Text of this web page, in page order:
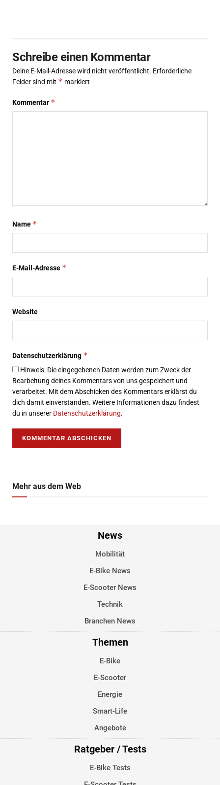
Schreibe einen Kommentar
Deine E-Mail-Adresse wird nicht veröffentlicht. Erforderliche
Felder sind mit * markiert
Kommentar *
Name *
E-Mail-Adresse *
Website
Datenschutzerklärung *
Hinweis: Die eingegebenen Daten werden zum Zweck der
Bearbeitung deines Kommentars von uns gespeichert und
verarbeitet. Mit dem Abschicken des Kommentars erklärst du
dich damit einverstanden. Weitere Informationen dazu findest
du in unserer Datenschutzerklärung.
Mehr aus dem Web
News
Mobilität
E-Bike News
E-Scooter News
Technik
Branchen News
Themen
E-Bike
E-Scooter
Energie
Smart-Life
Angebote
Ratgeber / Tests
E-Bike Tests